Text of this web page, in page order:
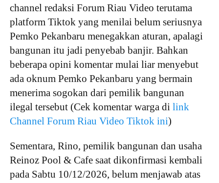
channel redaksi Forum Riau Video terutama
platform Tiktok yang menilai belum seriusnya
Pemko Pekanbaru menegakkan aturan, apalagi
bangunan itu jadi penyebab banjir. Bahkan
beberapa opini komentar mulai liar menyebut
ada oknum Pemko Pekanbaru yang bermain
menerima sogokan dari pemilik bangunan
ilegal tersebut (Cek komentar warga di link
Channel Forum Riau Video Tiktok ini)
Sementara, Rino, pemilik bangunan dan usaha
Reinoz Pool & Cafe saat dikonfirmasi kembali
pada Sabtu 10/12/2026, belum menjawab atas